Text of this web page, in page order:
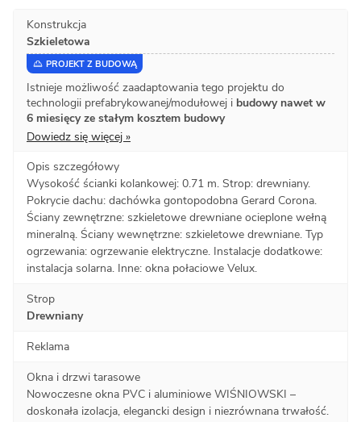
Konstrukcja
Szkieletowa
PROJEKT Z BUDOWĄ
Istnieje możliwość zaadaptowania tego projektu do
technologii prefabrykowanej/modułowej i budowy nawet w
6 miesięcy ze stałym kosztem budowy
Dowiedz się więcej »
Opis szczegółowy
Wysokość ścianki kolankowej: 0.71 m. Strop: drewniany.
Pokrycie dachu: dachówka gontopodobna Gerard Corona.
Ściany zewnętrzne: szkieletowe drewniane ocieplone wełną
mineralną. Ściany wewnętrzne: szkieletowe drewniane. Typ
ogrzewania: ogrzewanie elektryczne. Instalacje dodatkowe:
instalacja solarna. Inne: okna połaciowe Velux.
Strop
Drewniany
Reklama
Okna i drzwi tarasowe
Nowoczesne okna PVC i aluminiowe WIŚNIOWSKI –
doskonała izolacja, elegancki design i niezrównana trwałość.